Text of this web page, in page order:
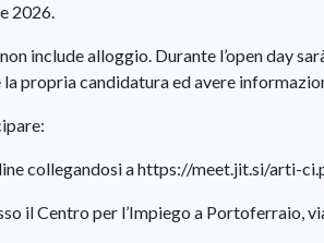
2026.
include alloggio. Durante l’open day
propria candidatura ed avere
collegandosi a https://meet.jit.si/arti-
il Centro per l’Impiego a Portoferraio,